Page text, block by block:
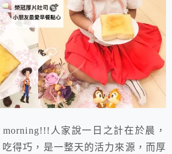
人家說一日之計在於晨，
得巧，是一整天的活力來源，而厚